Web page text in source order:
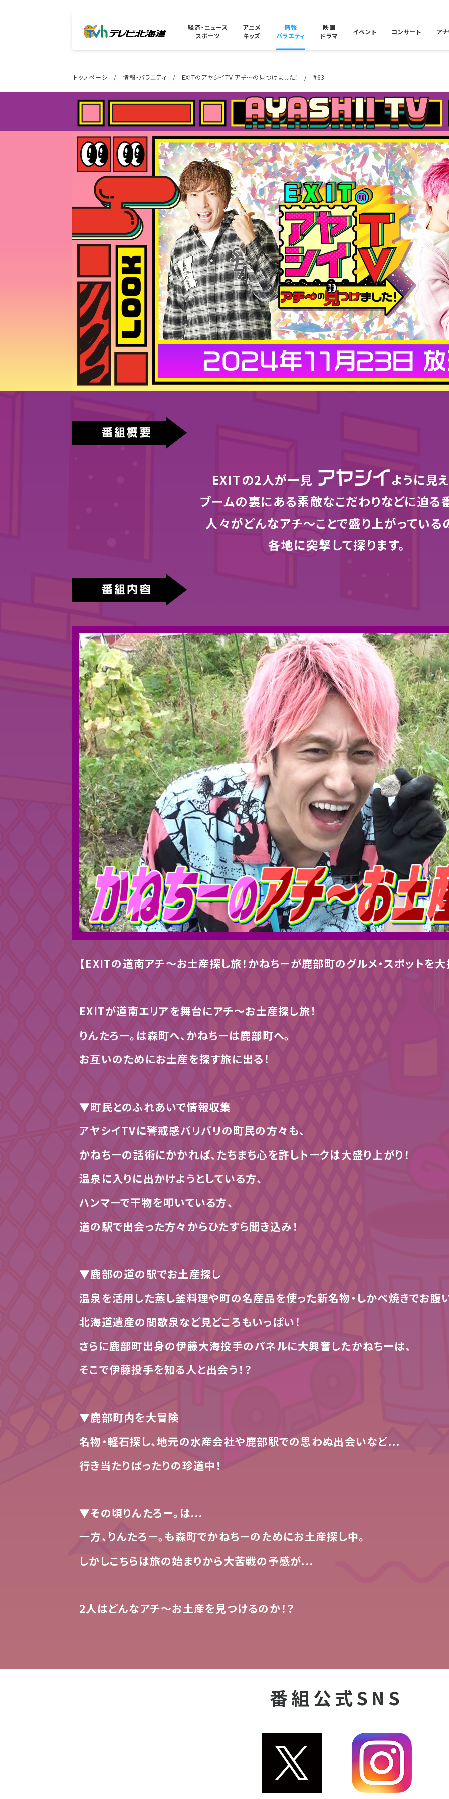
経済・ニュース
スポーツ
アニメ
キッズ
情報
バラエティ
映画
ドラマ
イベント コンサート ア
トップページ 情報・バラエティ EXITのアヤシイTV アチ～の見つけました！ #63
2024年11月23日 放
番組概要
EXITの2人が一見 アヤシイように見
ブームの裏にある素敵なこだわりなどに迫る
人々がどんなアチ〜ことで盛り上がっている
各地に突撃して探ります。
番組内容
【EXITの道南アチ～お土産探し旅！かねちーが鹿部町のグルメ・スポットを大
EXITが道南エリアを舞台にアチ～お土産探し旅！
りんたろー。は森町へ、かねちーは鹿部町へ。
お互いのためにお土産を探す旅に出る！
▼町民とのふれあいで情報収集
アヤシイTVに警戒感バリバリの町民の方々も、
かねちーの話術にかかれば、たちまち心を許しトークは大盛り上がり！
温泉に入りに出かけようとしている方、
ハンマーで干物を叩いている方、
道の駅で出会った方々からひたすら聞き込み！
▼鹿部の道の駅でお土産探し
温泉を活用した蒸し釜料理や町の名産品を使った新名物・しかべ焼きでお腹
北海道遺産の間歇泉など見どころもいっぱい！
さらに鹿部町出身の伊藤大海投手のパネルに大興奮したかねちーは、
そこで伊藤投手を知る人と出会う！？
▼鹿部町内を大冒険
名物・軽石探し、地元の水産会社や鹿部駅での思わぬ出会いなど...
行き当たりばったりの珍道中！
▼その頃りんたろー。は...
一方、りんたろー。も森町でかねちーのためにお土産探し中。
しかしこちらは旅の始まりから大苦戦の予感が...
2人はどんなアチ～お土産を見つけるのか！？
番組公式SNS